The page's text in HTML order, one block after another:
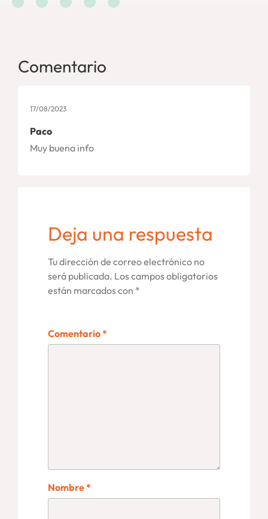
Comentario
17/08/2023
Paco
Muy buena info
Deja una respuesta
Tu dirección de correo electrónico no
será publicada. Los campos obligatorios
están marcados con *
Comentario*
Nombre*